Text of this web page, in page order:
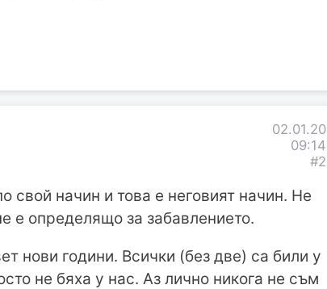
02.01.20
09:14
#2
свой начин и това е неговият начин. Не
е определящо за забавлението.
нови години. Всички (без две) са били у
не бяха у нас. Аз лично никога не съм